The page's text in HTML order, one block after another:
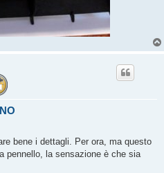
bene i dettagli. Per ora, ma questo
pennello, la sensazione è che sia